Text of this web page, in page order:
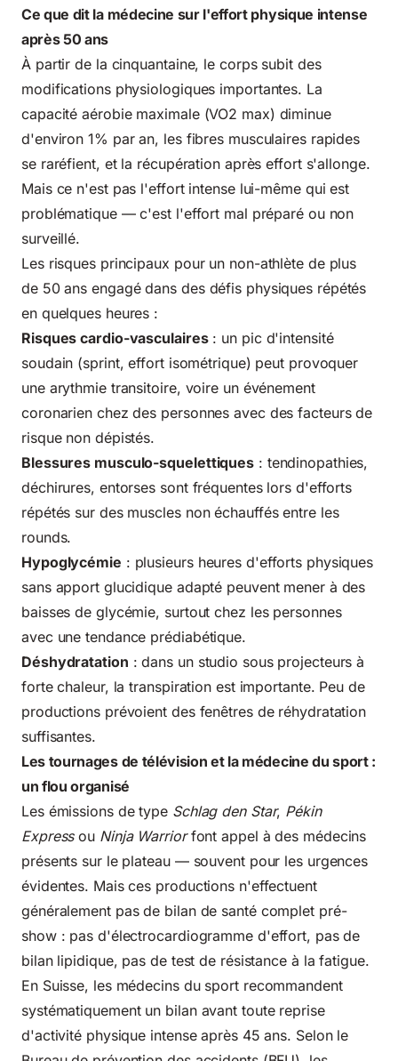
Ce que dit la médecine sur l'effort physique intense
après 50 ans
À partir de la cinquantaine, le corps subit des
modifications physiologiques importantes. La
capacité aérobie maximale (VO2 max) diminue
d'environ 1% par an, les fibres musculaires rapides
se raréfient, et la récupération après effort s'allonge.
Mais ce n'est pas l'effort intense lui-même qui est
problématique — c'est l'effort mal préparé ou non
surveillé.
Les risques principaux pour un non-athlète de plus
de 50 ans engagé dans des défis physiques répétés
en quelques heures :
Risques cardio-vasculaires: un pic d'intensité
soudain (sprint, effort isométrique) peut provoquer
une arythmie transitoire, voire un événement
coronarien chez des personnes avec des facteurs de
risque non dépistés.
Blessures musculo-squelettiques : tendinopathies,
déchirures, entorses sont fréquentes lors d'efforts
répétés sur des muscles non échauffés entre les
rounds.
Hypoglycémie : plusieurs heures d'efforts physiques
sans apport glucidique adapté peuvent mener à des
baisses de glycémie, surtout chez les personnes
avec une tendance prédiabétique.
Déshydratation : dans un studio sous projecteurs à
forte chaleur, la transpiration est importante. Peu de
productions prévoient des fenêtres de réhydratation
suffisantes.
Les tournages de télévision et la médecine du sport :
un flou organisé
Les émissions de type Schlag den Star, Pékin
Expressou Ninja Warriorfont appel à des médecins
présents sur le plateau — souvent pour les urgences
évidentes. Mais ces productions n'effectuent
généralement pas de bilan de santé complet pré-
show : pas d'électrocardiogramme d'effort, pas de
bilan lipidique, pas de test de résistance à la fatigue.
En Suisse, les médecins du sport recommandent
systématiquement un bilan avant toute reprise
d'activité physique intense après 45 ans. Selon le